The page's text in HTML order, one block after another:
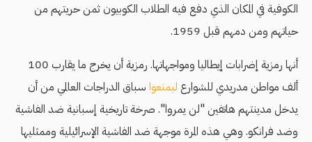
الكوفية في المكان الذي دفع فيه الطلاب الكوبيون ثمن حريتهم من
حياتهم ومن دمهم قبل 1959.
أنها رمزية إضرابات إيطاليا ومواجهاتها. رمزية أن يخرج ما يقارب 100
ألف مواطن مدريدي للشوارع ليمنعوا سباق الدراجات العالمي من أن
يدخل مدينتهم هاتفين "لن يمروا". صرخة تاريخية إسبانية ضد الفاشية
وضد فرانكو. وهي هذه المرة موجهة ضد الفاشية الإسرائيلية وممثليها